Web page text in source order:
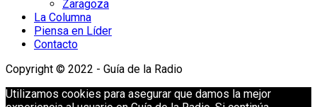
Zaragoza
La Columna
Piensa en Líder
Contacto
Copyright © 2022 - Guía de la Radio
Utilizamos cookies para asegurar que damos la mejor